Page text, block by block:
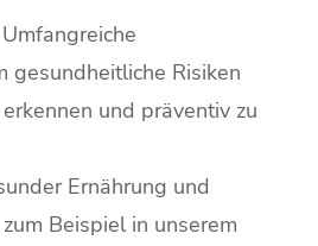
gesundheitliche Risiken
und präventiv zu
Ernährung und
Beispiel in unserem